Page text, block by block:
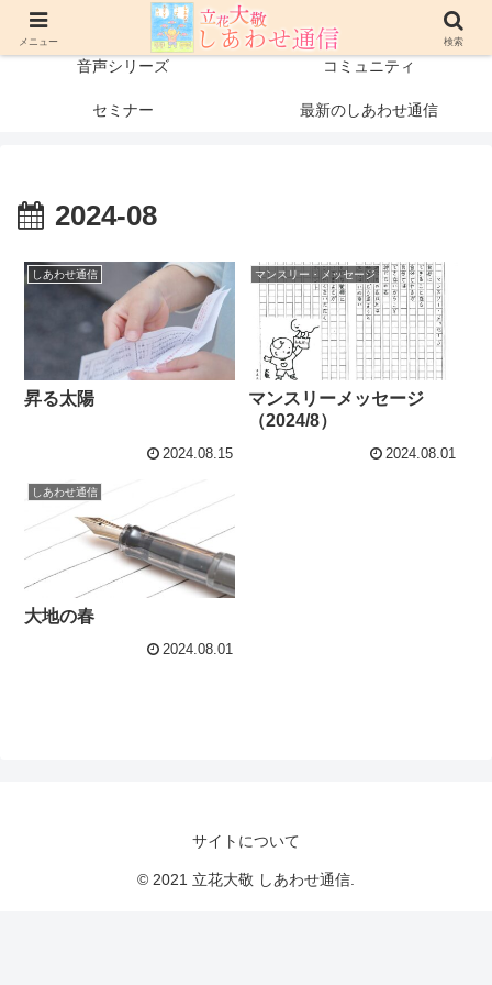
プロフィール
音声シリーズ コミュニティ
セミナー 最新のしあわせ通信
2024-08
しあわせ通信
昇る太陽
2024.08.15
マンスリー・メッセージ
マンスリーメッセージ
（2024/8）
2024.08.01
しあわせ通信
大地の春
2024.08.01
サイトについて
© 2021 立花大敬 しあわせ通信.
メニュー 検索